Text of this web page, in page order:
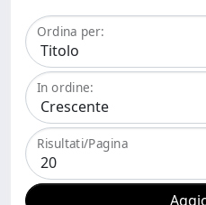
Ordina per:
In ordine:
Risultati/Pagina